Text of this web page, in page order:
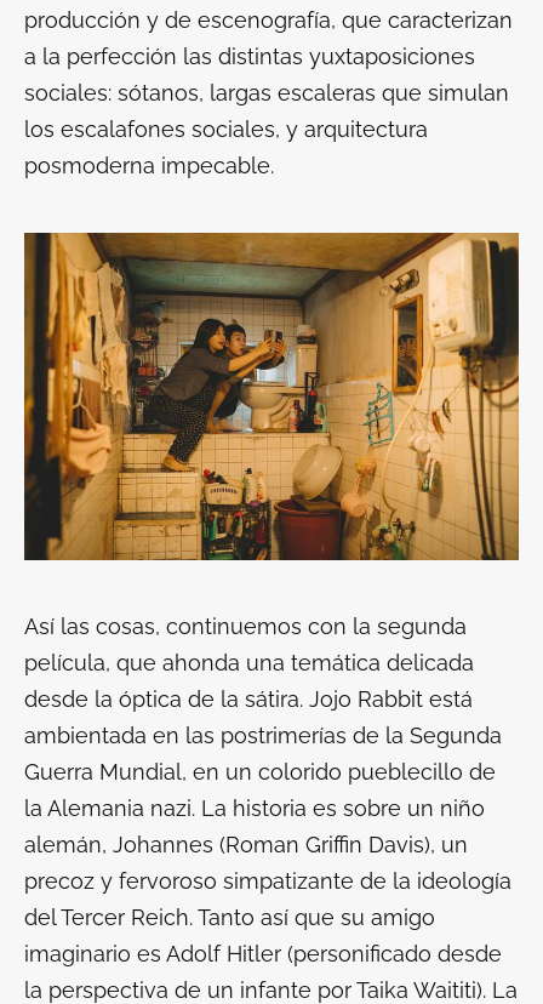
producción y de escenografía, que caracterizan
a la perfección las distintas yuxtaposiciones
sociales: sótanos, largas escaleras que simulan
los escalafones sociales, y arquitectura
posmoderna impecable.
Así las cosas, continuemos con la segunda
película, que ahonda una temática delicada
desde la óptica de la sátira. Jojo Rabbit está
ambientada en las postrimerías de la Segunda
Guerra Mundial, en un colorido pueblecillo de
la Alemania nazi. La historia es sobre un niño
alemán, Johannes (Roman Griffin Davis), un
precoz y fervoroso simpatizante de la ideología
del Tercer Reich. Tanto así que su amigo
imaginario es Adolf Hitler (personificado desde
la perspectiva de un infante por Taika Waititi). La